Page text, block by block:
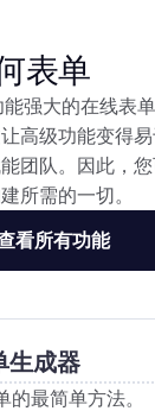
表单
强大的在线表
高级功能变得
团队。因此，
所需的一切。
看所有功能
生成器
最简单方法。